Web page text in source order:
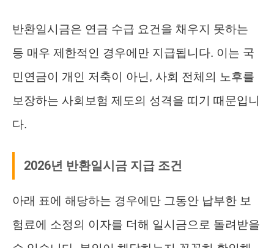
반환일시금은 연금 수급 요건을 채우지 못하는
등 매우 제한적인 경우에만 지급됩니다. 이는 국
민연금이 개인 저축이 아닌, 사회 전체의 노후를
보장하는 사회보험 제도의 성격을 띠기 때문입니
다.
2026년 반환일시금 지급 조건
아래 표에 해당하는 경우에만 그동안 납부한 보
험료에 소정의 이자를 더해 일시금으로 돌려받을